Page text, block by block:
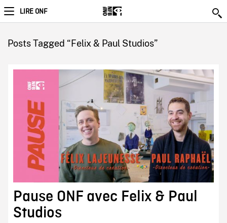
LIRE ONF
Posts Tagged “Felix & Paul Studios”
Pause ONF avec Felix & Paul
Studios